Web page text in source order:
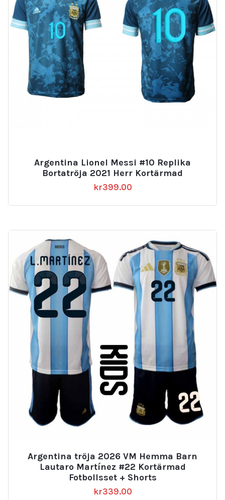
Argentina Lionel Messi #10 Replika
Bortatröja 2021 Herr Kortärmad
kr399.00
Argentina tröja 2026 VM Hemma Barn
Lautaro Martínez #22 Kortärmad
Fotbollsset + Shorts
kr339.00